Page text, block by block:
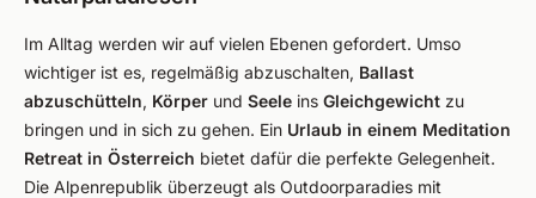
Im Alltag werden wir auf vielen Ebenen gefordert. Umso
wichtiger ist es, regelmäßig abzuschalten, Ballast
abzuschütteln, Körper und Seele ins Gleichgewicht zu
bringen und in sich zu gehen. Ein Urlaub in einem Meditation
Retreat in Österreich bietet dafür die perfekte Gelegenheit.
Die Alpenrepublik überzeugt als Outdoorparadies mit